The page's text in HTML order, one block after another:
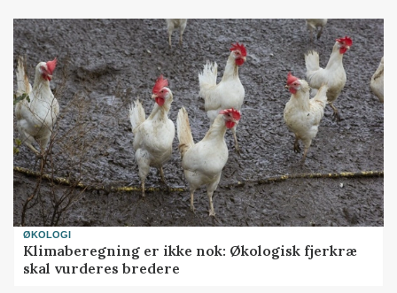
ØKOLOGI
Klimaberegning er ikke nok: Økologisk fjerkræ
skal vurderes bredere